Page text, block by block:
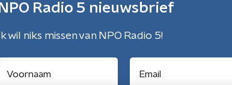
NPO Radio 5 nieuwsbrief
Ik wil niks missen van NPO Radio 5!